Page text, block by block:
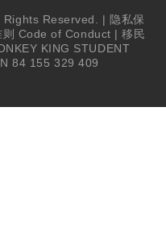
Rights Reserved. |隐私保
则 Code of Conduct |移民
KING STUDENT
84 155 329 409